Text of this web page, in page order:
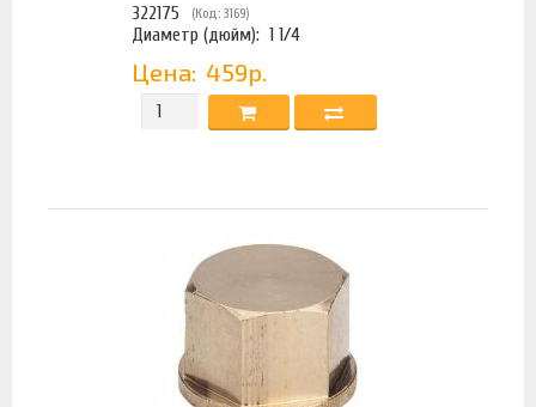
322175 (Код: 3169)
Диаметр (дюйм): 1 1/4
Цена: 459р.